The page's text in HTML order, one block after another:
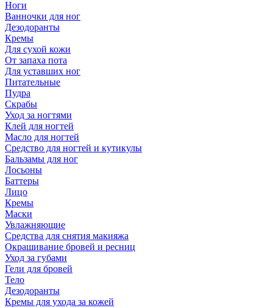
Ноги
Ванночки для ног
Дезодоранты
Кремы
Для сухой кожи
От запаха пота
Для уставших ног
Питательные
Пудра
Скрабы
Уход за ногтями
Клей для ногтей
Масло для ногтей
Средство для ногтей и кутикулы
Бальзамы для ног
Лосьоны
Баттеры
Лицо
Кремы
Маски
Увлажняющие
Средства для снятия макияжа
Окрашивание бровей и ресниц
Уход за губами
Гели для бровей
Тело
Дезодоранты
Кремы для ухода за кожей